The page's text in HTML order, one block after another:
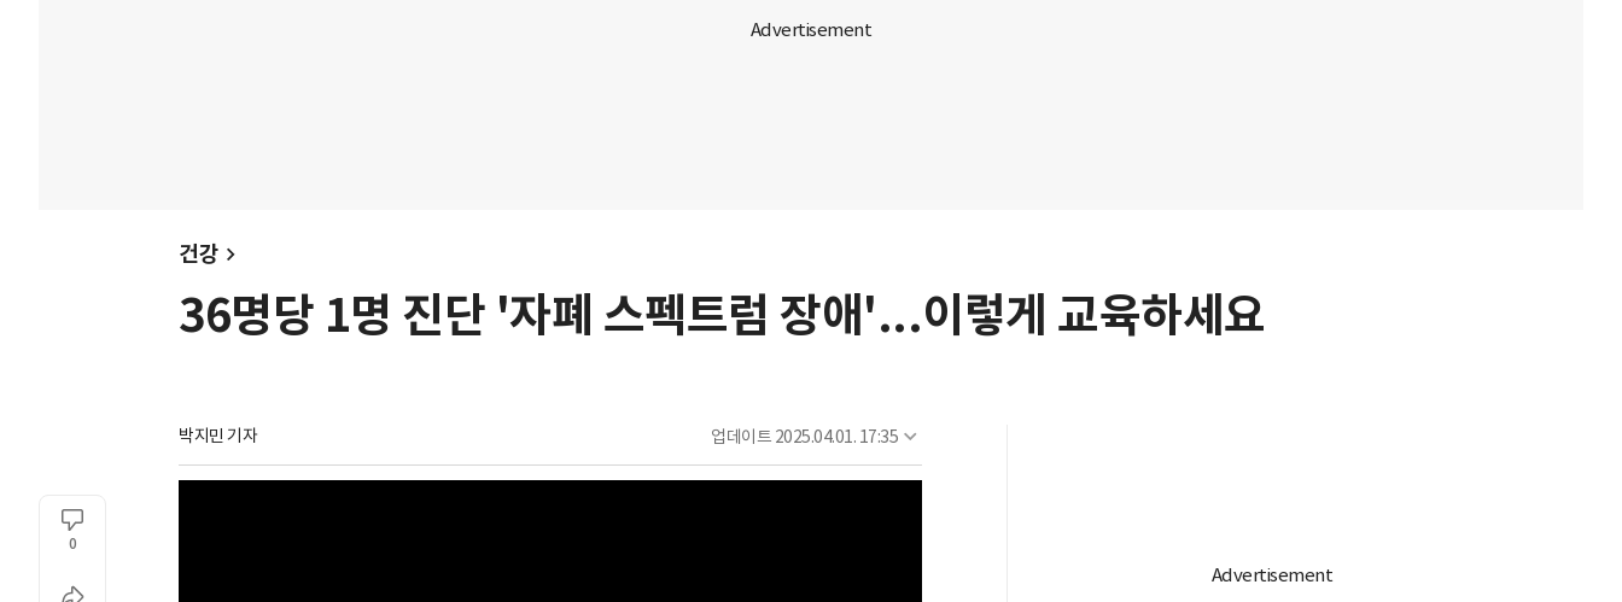
건강
36명당 1명 진단 '자폐 스펙트럼 장애'...이렇게 교육하세요
박지민 기자 업데이트 2025.04.01. 17:35
0